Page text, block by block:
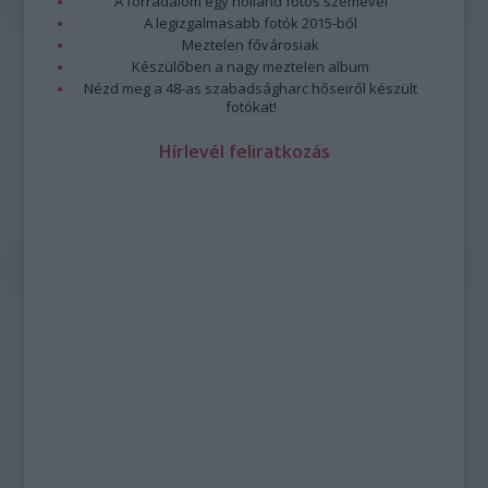
A legizgalmasabb fotók 2015-ből
Meztelen fővárosiak
Készülőben a nagy meztelen album
Nézd meg a 48-as szabadságharc hőseiről készült
fotókat!
Hírlevél feliratkozás